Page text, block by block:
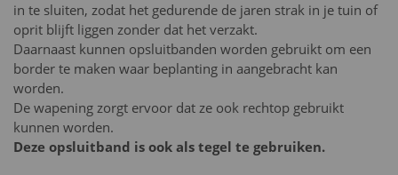
in te sluiten, zodat het gedurende de jaren strak in je tuin of
oprit blijft liggen zonder dat het verzakt.
Daarnaast kunnen opsluitbanden worden gebruikt om een
border te maken waar beplanting in aangebracht kan
worden.
De wapening zorgt ervoor dat ze ook rechtop gebruikt
kunnen worden.
Deze opsluitband is ook als tegel te gebruiken.